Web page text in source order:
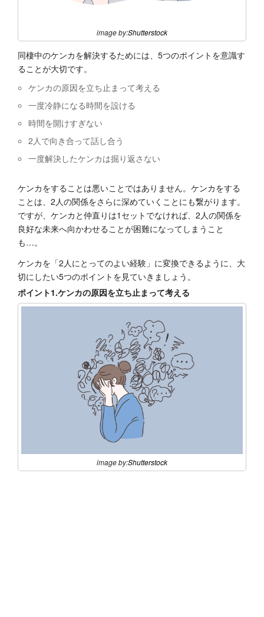
image by:Shutterstock
同棲中のケンカを解決するためには、5つのポイントを意識す
ることが大切です。
ケンカの原因を立ち止まって考える
一度冷静になる時間を設ける
時間を開けすぎない
2人で向き合って話し合う
一度解決したケンカは掘り返さない
ケンカをすることは悪いことではありません。ケンカをする
ことは、2人の関係をさらに深めていくことにも繋がります。
ですが、ケンカと仲直りは1セットでなければ、2人の関係を
良好な未来へ向かわせることが困難になってしまうこと
も…。
ケンカを「2人にとってのよい経験」に変換できるように、大
切にしたい5つのポイントを見ていきましょう。
ポイント1.ケンカの原因を立ち止まって考える
image by:Shutterstock